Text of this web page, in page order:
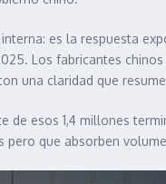
es la respuesta
Los fabricantes
una claridad que
de esos 1,4 millones
que absorben